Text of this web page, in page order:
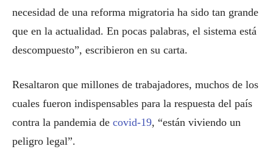
necesidad de una reforma migratoria ha sido tan grande
que en la actualidad. En pocas palabras, el sistema está
descompuesto”, escribieron en su carta.
Resaltaron que millones de trabajadores, muchos de los
cuales fueron indispensables para la respuesta del país
contra la pandemia de covid-19, “están viviendo un
peligro legal”.